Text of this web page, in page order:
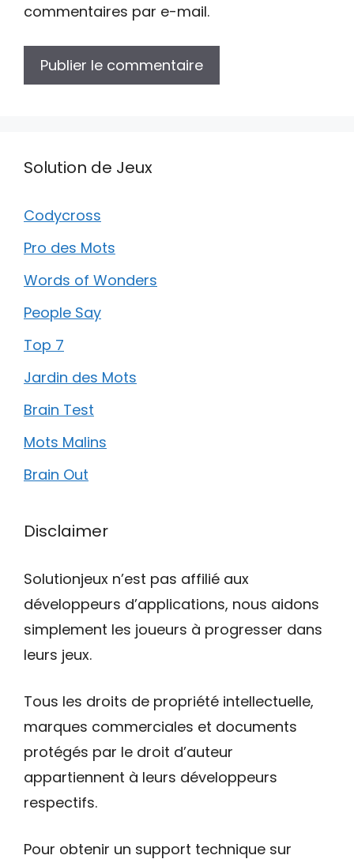
commentaires par e-mail.
Solution de Jeux
Codycross
Pro des Mots
Words of Wonders
People Say
Top 7
Jardin des Mots
Brain Test
Mots Malins
Brain Out
Disclaimer
Solutionjeux n’est pas affilié aux
développeurs d’applications, nous aidons
simplement les joueurs à progresser dans
leurs jeux.
Tous les droits de propriété intellectuelle,
marques commerciales et documents
protégés par le droit d’auteur
appartiennent à leurs développeurs
respectifs.
Pour obtenir un support technique sur